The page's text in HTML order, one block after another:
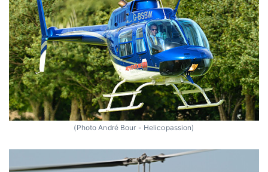
(Photo André Bour - Helicopassion)